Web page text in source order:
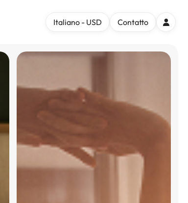
Italiano - USD Contatto